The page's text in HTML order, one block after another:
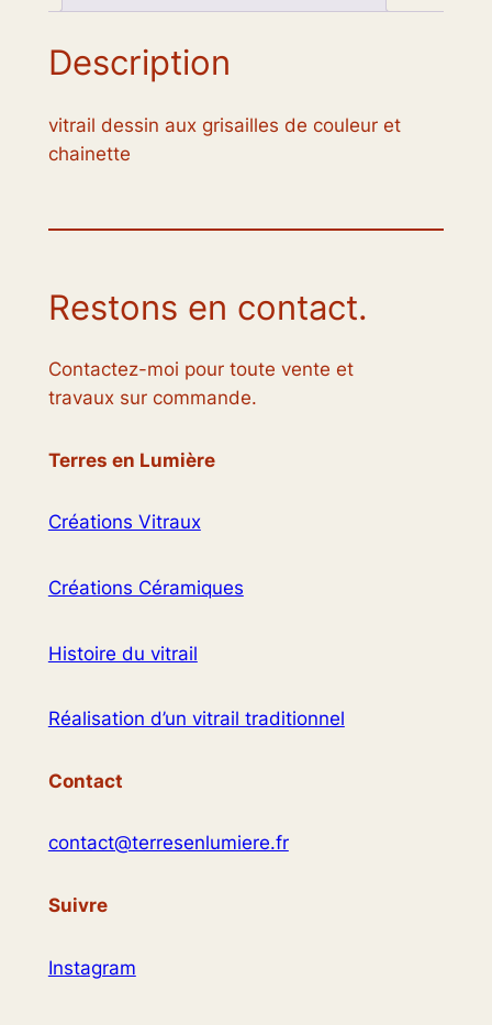
Description
vitrail dessin aux grisailles de couleur et
chainette
Restons en contact.
Contactez-moi pour toute vente et
travaux sur commande.
Terres en Lumière
Créations Vitraux
Créations Céramiques
Histoire du vitrail
Réalisation d’un vitrail traditionnel
Contact
contact@terresenlumiere.fr
Suivre
Instagram